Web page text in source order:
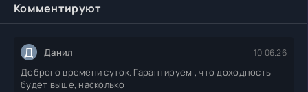
Комментируют
Д Данил 10.06.26
Доброго времени суток. Гарантируем , что доходность
будет выше, насколько